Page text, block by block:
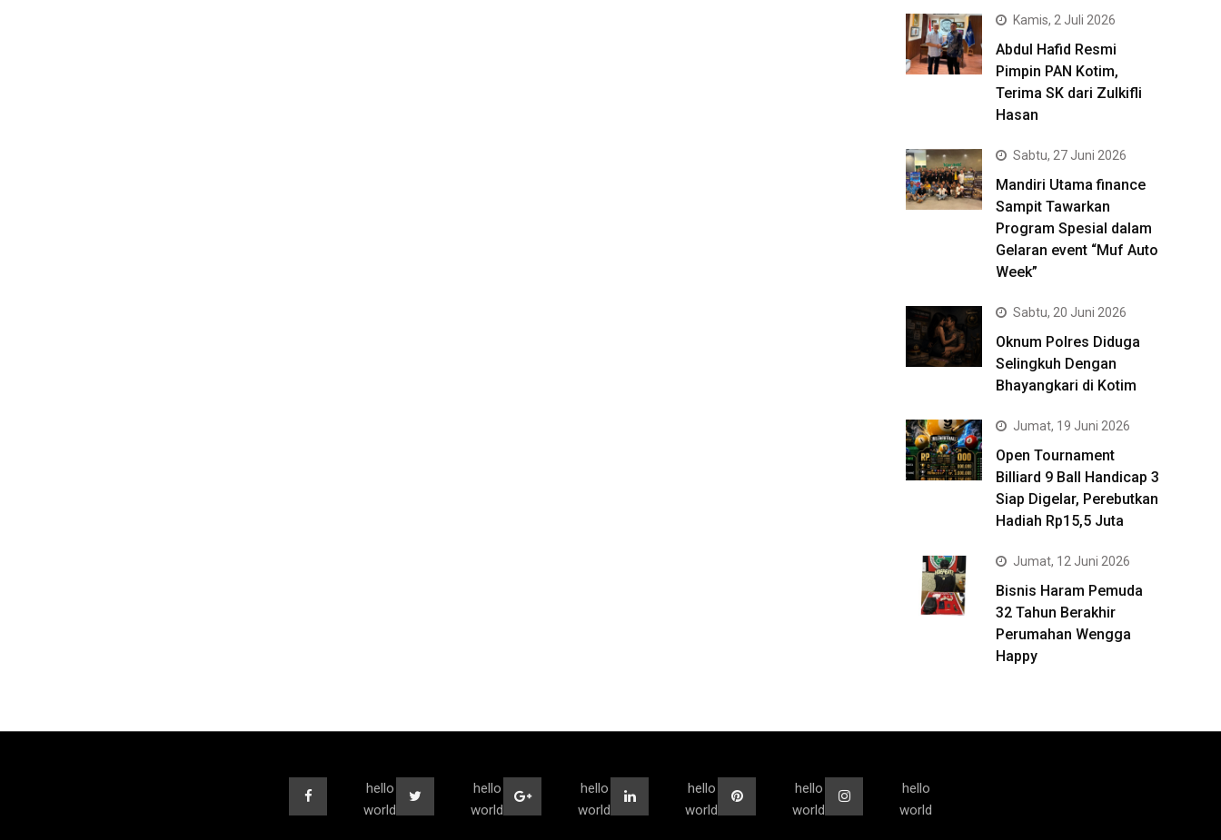
Kamis, 2 Juli 2026
Abdul Hafid Resmi
Pimpin PAN Kotim,
Terima SK dari Zulkifli
Hasan
Sabtu, 27 Juni 2026
Mandiri Utama finance
Sampit Tawarkan
Program Spesial dalam
Gelaran event “Muf Auto
Week”
Sabtu, 20 Juni 2026
Oknum Polres Diduga
Selingkuh Dengan
Bhayangkari di Kotim
Jumat, 19 Juni 2026
Open Tournament
Billiard 9 Ball Handicap 3
Siap Digelar, Perebutkan
Hadiah Rp15,5 Juta
Jumat, 12 Juni 2026
Bisnis Haram Pemuda
32 Tahun Berakhir
Perumahan Wengga
Happy
hello
world
hello
world
hello
world
hello
world
hello
world
hello
world